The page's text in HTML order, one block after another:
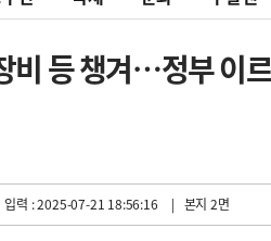
비 등 챙겨…정부 이
력 : 2025-07-21 18:56:16 | 본지 2면